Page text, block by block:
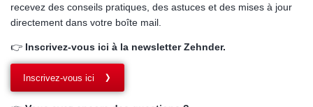
recevez des conseils pratiques, des astuces et des mises à jour
directement dans votre boîte mail.
👉 Inscrivez-vous ici à la newsletter Zehnder.
Inscrivez-vous ici